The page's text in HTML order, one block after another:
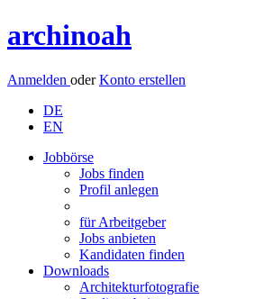
archinoah
Anmelden oderKonto erstellen
DE
EN
Jobbörse
Jobs finden
Profil anlegen
für Arbeitgeber
Jobs anbieten
Kandidaten finden
Downloads
Architekturfotografie